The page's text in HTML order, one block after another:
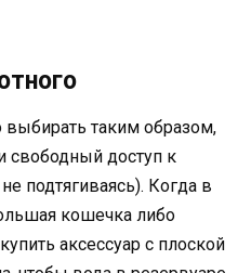
выбирать таким образом,
доступ к
подтягиваясь). Когда в
кошечка либо
аксессуар с плоской